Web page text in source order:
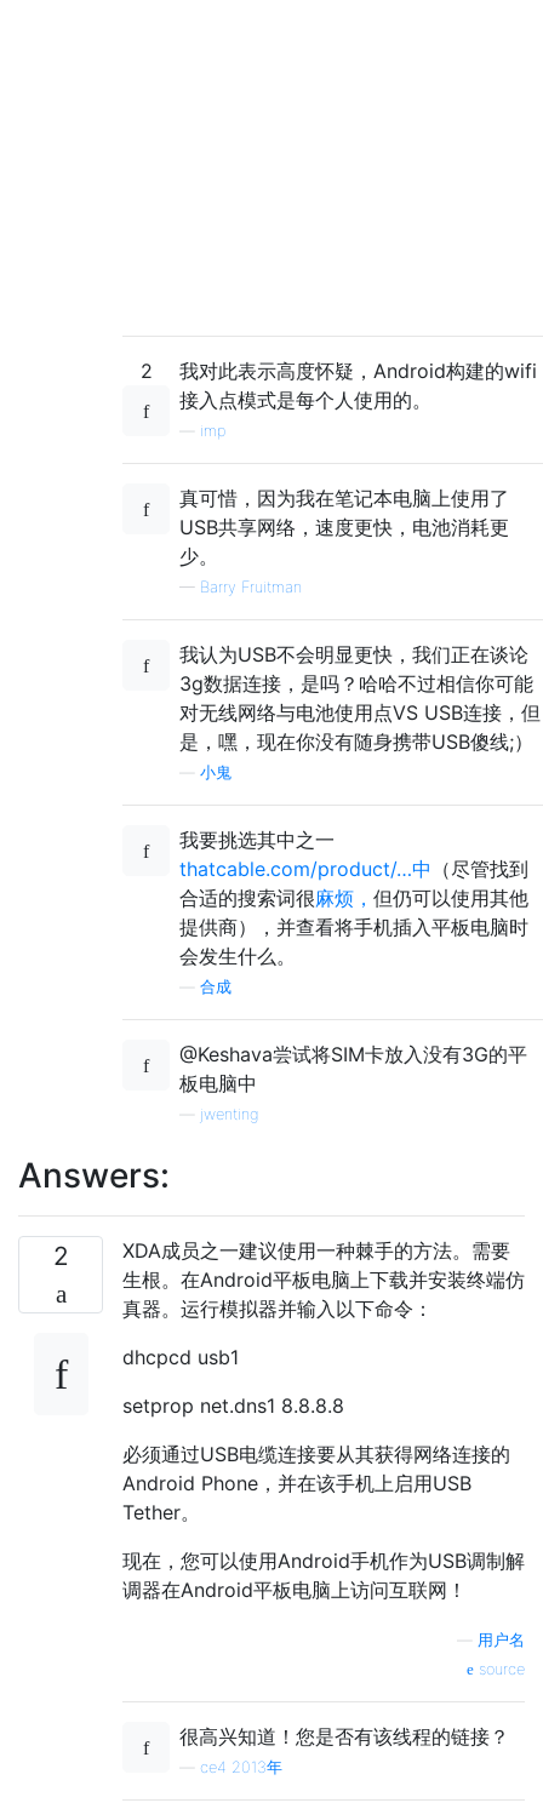
2
我对此表示高度怀疑，Android构建的wifi
接入点模式是每个人使用的。
imp
真可惜，因为我在笔记本电脑上使用了
USB共享网络，速度更快，电池消耗更
少。
— Barry Fruitman
我认为USB不会明显更快，我们正在谈论
3g数据连接，是吗？哈哈不过相信你可能
对无线网络与电池使用点VS USB连接，但
是，嘿，现在你没有随身携带USB傻线;）
小鬼
我要挑选其中之一
thatcable.com/product/…中 （尽管找到
合适的搜索词很麻烦， 但仍可以使用其他
提供商），并查看将手机插入平板电脑时
会发生什么。
合成
@Keshava尝试将SIM卡放入没有3G的平
板电脑中
jwenting
Answers:
2
XDA成员之一建议使用一种棘手的方法。需要
生根。在Android平板电脑上下载并安装终端仿
真器。运行模拟器并输入以下命令：
dhcpcd usb1
setprop net.dns1 8.8.8.8
必须通过USB电缆连接要从其获得网络连接的
Android Phone，并在该手机上启用USB
Tether。
现在，您可以使用Android手机作为USB调制解
调器在Android平板电脑上访问互联网！
用户名
source
很高兴知道！您是否有该线程的链接？
ce4 2013年